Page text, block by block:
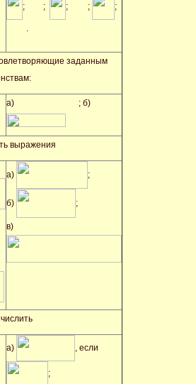
; ; ; ; ;
.
заданным
а) ; б)
выражения
а) ;
б) ;
в)
а) , если
;